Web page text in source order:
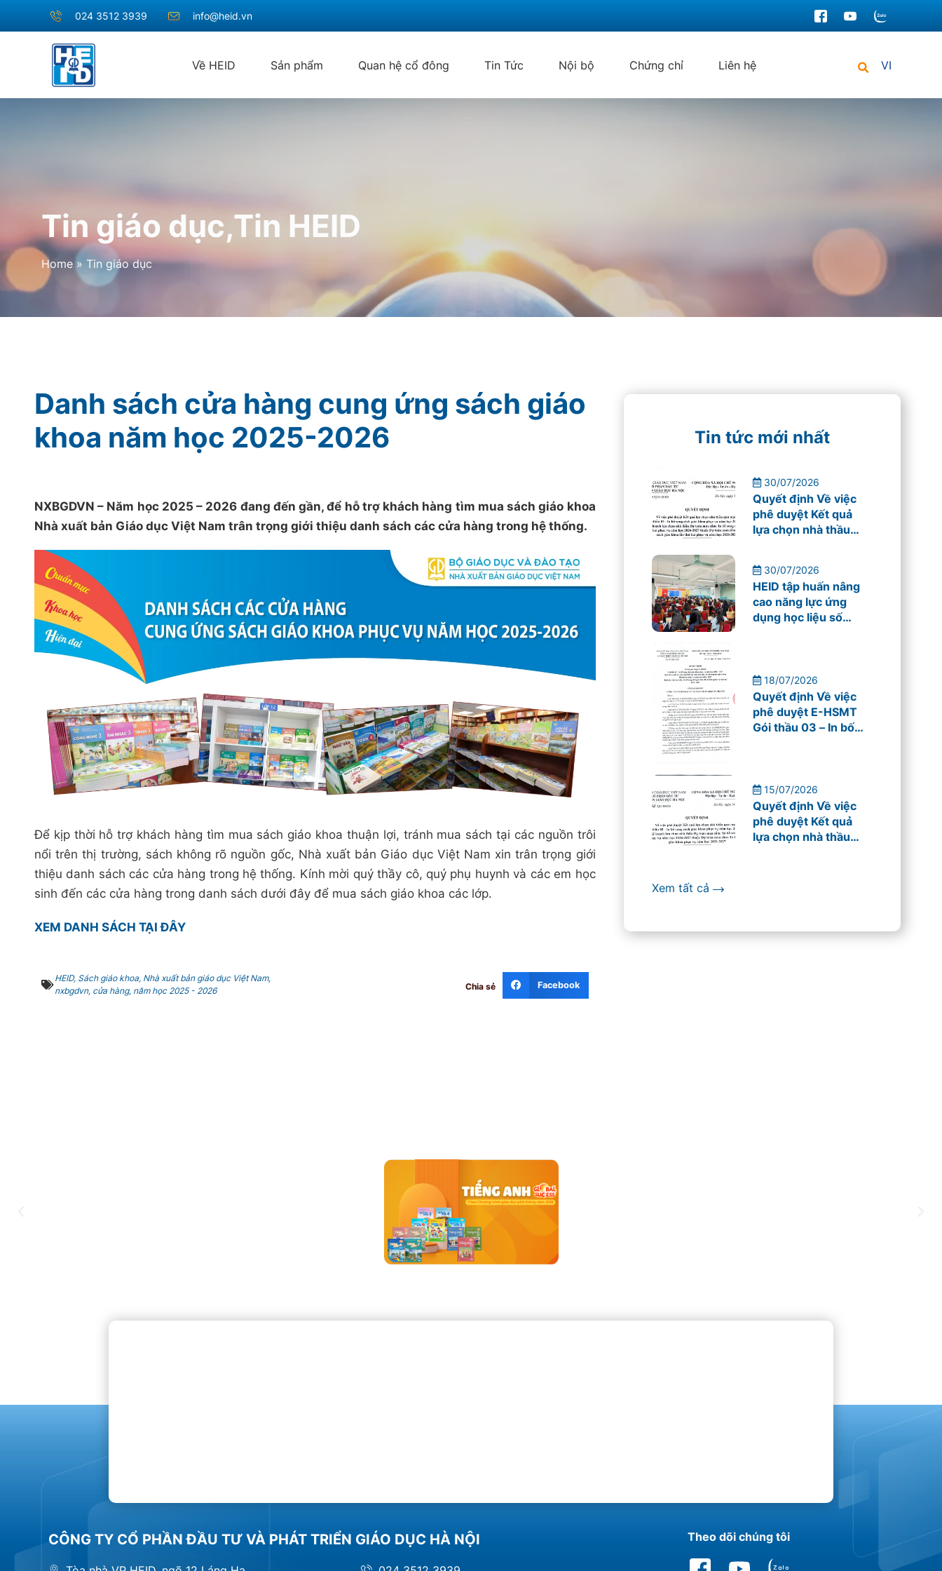
024 3512 3939 info@heid.vn
Về HEID Sản phẩm Quan hệ cổ đông Tin Tức Nội bộ Chứng chỉ Liên hệ VI
Tin giáo dục,Tin HEID
Home » Tin giáo dục
Danh sách cửa hàng cung ứng sách giáo
khoa năm học 2025-2026
NXBGDVN – Năm học 2025 – 2026 đang đến gần, để hỗ trợ khách hàng tìm mua sách giáo khoa
Nhà xuất bản Giáo dục Việt Nam trân trọng giới thiệu danh sách các cửa hàng trong hệ thống.
Để kịp thời hỗ trợ khách hàng tìm mua sách giáo khoa thuận lợi, tránh mua sách tại các nguồn trôi
nổi trên thị trường, sách không rõ nguồn gốc, Nhà xuất bản Giáo dục Việt Nam xin trân trọng giới
thiệu danh sách các cửa hàng trong hệ thống. Kính mời quý thầy cô, quý phụ huynh và các em học
sinh đến các cửa hàng trong danh sách dưới đây để mua sách giáo khoa các lớp.
XEM DANH SÁCH TẠI ĐÂY
HEID, Sách giáo khoa, Nhà xuất bản giáo dục Việt Nam,
nxbgdvn, cửa hàng, năm học 2025 - 2026 Chia sẻ Facebook
Tin tức mới nhất
Quyết định Về việc
phê duyệt Kết quả
lựa chọn nhà thầu
giáo khoa phục vụ
năm học 2026-
2027
30/07/2026
HEID tập huấn nâng
cao năng lực ứng
dụng học liệu số
30/07/2026
Quyết định Về việc
phê duyệt E-HSMT
Gói thầu 03 – In bố
18/07/2026
Quyết định Về việc
phê duyệt Kết quả
lựa chọn nhà thầu
15/07/2026
Xem tất cả
CÔNG TY CỔ PHẦN ĐẦU TƯ VÀ PHÁT TRIỂN GIÁO DỤC HÀ NỘI Theo dõi chúng tôi